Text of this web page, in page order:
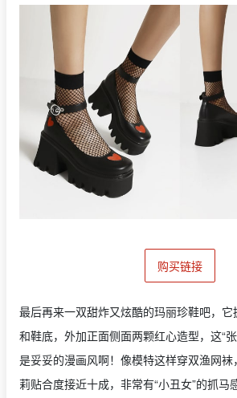
购买链接
最后再来一双甜炸又炫酷的玛丽珍鞋吧，
和鞋底，外加正面侧面两颗红心造型，这“
是妥妥的漫画风啊！像模特这样穿双渔网
莉贴合度接近十成，非常有“小丑女”的抓马